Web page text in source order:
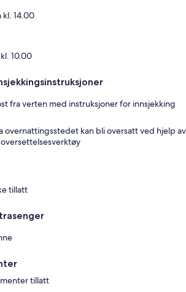
kl. 14.00
10.00
fra verten med instruksjoner for innsjekking
overnattingsstedet kan bli oversatt ved hjelp av
tillatt
tillatt